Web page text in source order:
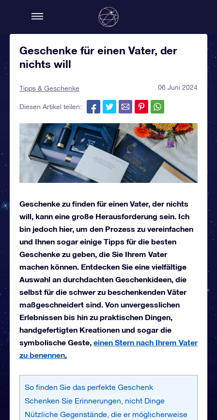
Geschenke für einen Vater, der
nichts will
Tipps & Geschenke 06 Juni 2024
Diesen Artikel teilen:
Geschenke zu finden für einen Vater, der nichts
will, kann eine große Herausforderung sein. Ich
bin jedoch hier, um den Prozess zu vereinfachen
und Ihnen sogar einige Tipps für die besten
Geschenke zu geben, die Sie Ihrem Vater
machen können. Entdecken Sie eine vielfältige
Auswahl an durchdachten Geschenkideen, die
selbst für die schwer zu beschenkenden Väter
maßgeschneidert sind. Von unvergesslichen
Erlebnissen bis hin zu praktischen Dingen,
handgefertigten Kreationen und sogar die
symbolische Geste, einen Stern nach Ihrem Vater
zu benennen.
So finden Sie das perfekte Geschenk
Schenken Sie Erinnerungen, nicht Dinge
Nützliche Gegenstände, die er möglicherweise